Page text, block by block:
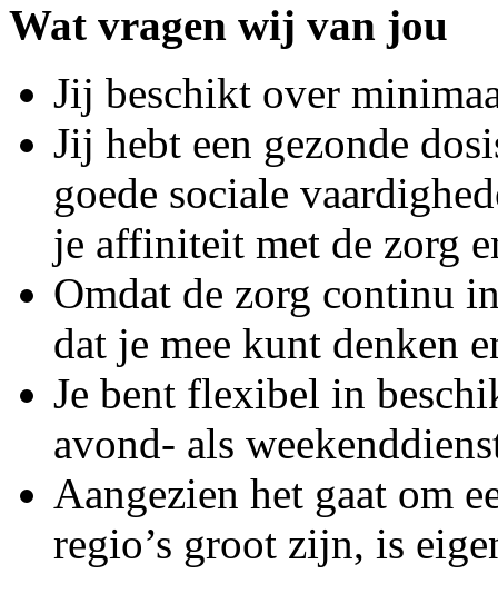
Wat vragen wij van jou
Jij beschikt over
Jij hebt een gezonde
goede sociale
je affiniteit met de zorg
Omdat de zorg continu
dat je mee kunt denken
Je bent flexibel in
avond- als
Aangezien het gaat om
regio’s groot zijn, is